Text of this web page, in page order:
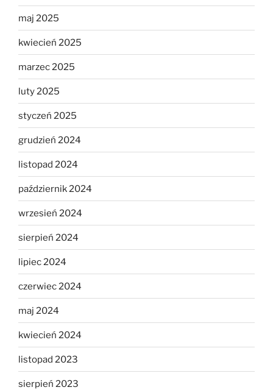
maj 2025
kwiecień 2025
marzec 2025
luty 2025
styczeń 2025
grudzień 2024
listopad 2024
październik 2024
wrzesień 2024
sierpień 2024
lipiec 2024
czerwiec 2024
maj 2024
kwiecień 2024
listopad 2023
sierpień 2023